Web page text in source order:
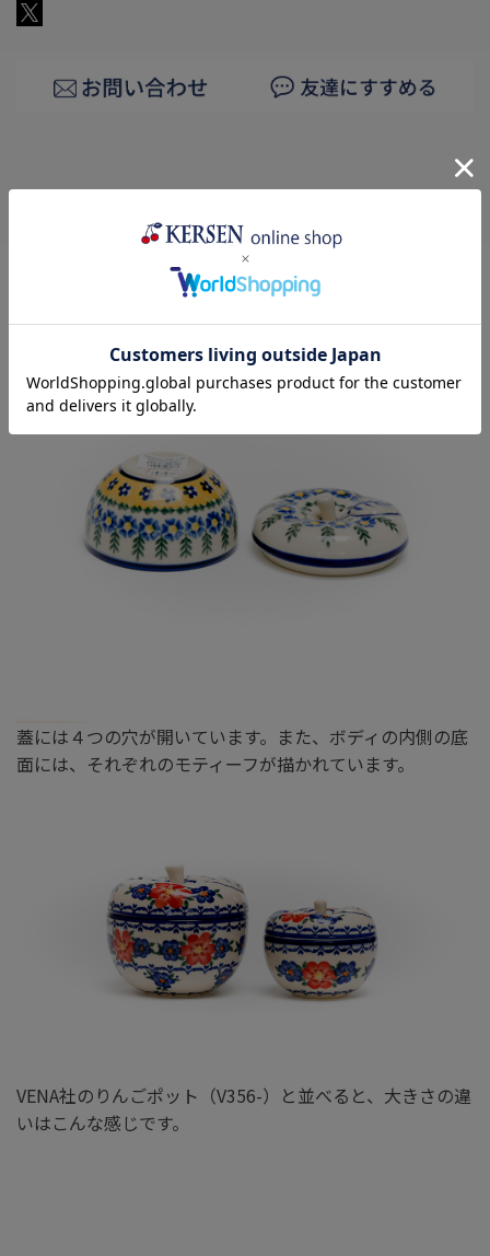
蓋には４つの穴が開いています。また、ボディの内側の底
面には、それぞれのモティーフが描かれています。
VENA社のりんごポット（V356-）と並べると、大きさの違
いはこんな感じです。